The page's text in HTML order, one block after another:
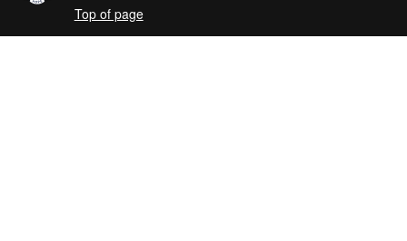
Top of page